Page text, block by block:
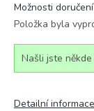
Možnosti doručení
Položka byla
Našli jste
Detailní informace